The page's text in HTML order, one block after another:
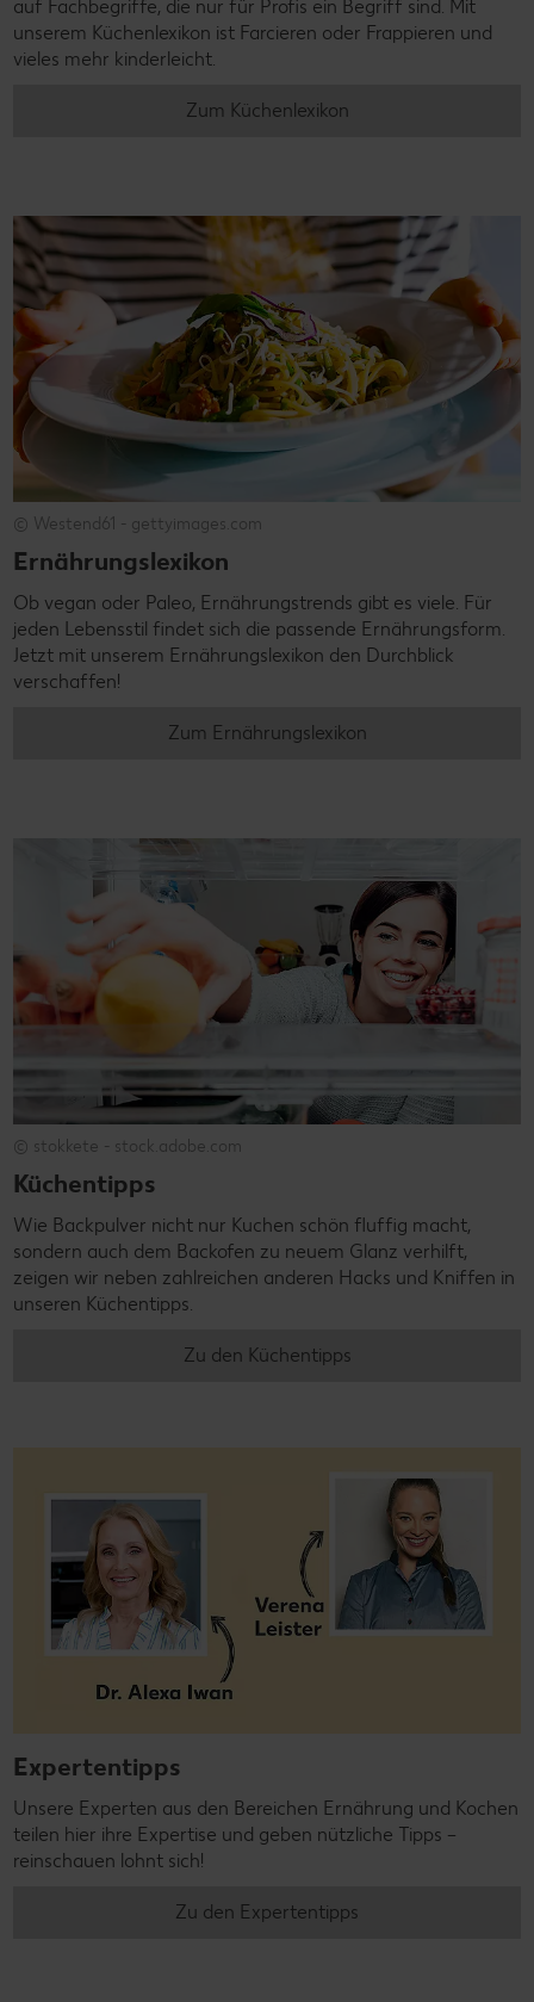
auf Fachbegriffe, die nur für Profis ein Begriff sind. Mit
unserem Küchenlexikon ist Farcieren oder Frappieren und
vieles mehr kinderleicht.
Zum Küchenlexikon
© Westend61 - gettyimages.com
Ernährungslexikon
Ob vegan oder Paleo, Ernährungstrends gibt es viele. Für
jeden Lebensstil findet sich die passende Ernährungsform.
Jetzt mit unserem Ernährungslexikon den Durchblick
verschaffen!
Zum Ernährungslexikon
© stokkete - stock.adobe.com
Küchentipps
Wie Backpulver nicht nur Kuchen schön fluffig macht,
sondern auch dem Backofen zu neuem Glanz verhilft,
zeigen wir neben zahlreichen anderen Hacks und Kniffen in
unseren Küchentipps.
Zu den Küchentipps
Expertentipps
Unsere Experten aus den Bereichen Ernährung und Kochen
teilen hier ihre Expertise und geben nützliche Tipps –
reinschauen lohnt sich!
Zu den Expertentipps